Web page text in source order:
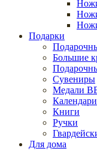
Подарки
Большие
Сувениры
Медали
Календари
Книги
Ручки
Для дома